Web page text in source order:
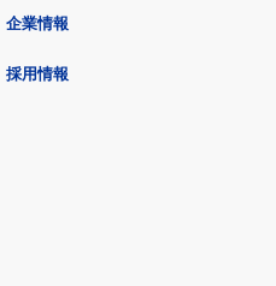
企業情報
採用情報